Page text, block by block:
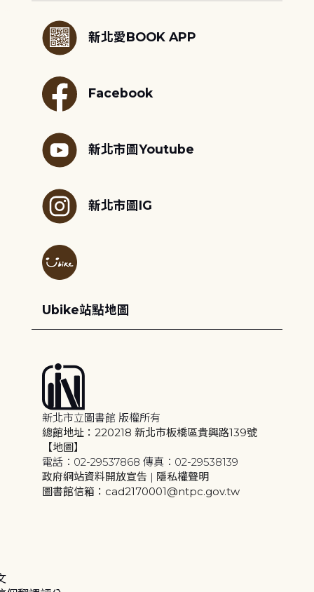
新北愛BOOK APP
Facebook
新北市圖Youtube
新北市圖IG
Ubike站點地圖
新北市立圖書館 版權所有
總館地址：220218 新北市板橋區貴興路139號
【地圖】
電話：02-29537868 傳真：02-29538139
政府網站資料開放宣告 | 隱私權聲明
圖書館信箱：cad2170001@ntpc.gov.tw